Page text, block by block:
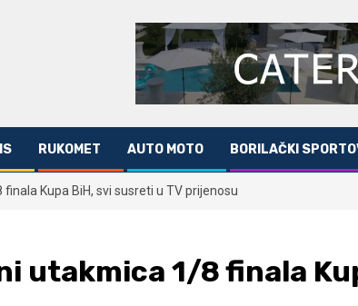
RUKOMET AUTO MOTO BORILAČKI
Kupa BiH, svi susreti u TV prijenosu
utakmica 1/8 finala